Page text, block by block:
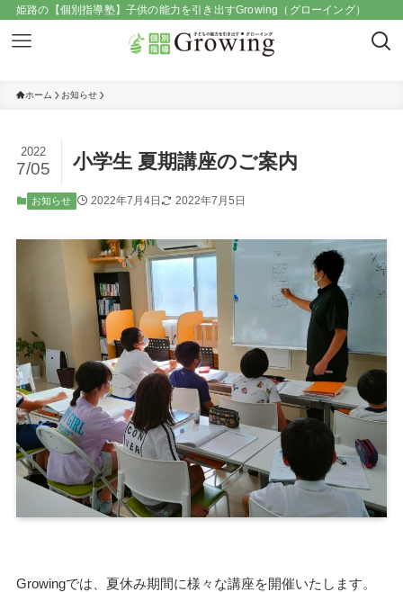
姫路の【個別指導塾】子供の能力を引き出すGrowing（グローイング）
ホーム お知らせ
小学生 夏期講座のご案内
2022
7/05
お知らせ 2022年7月4日 2022年7月5日
Growingでは、夏休み期間に様々な講座を開催いたします。